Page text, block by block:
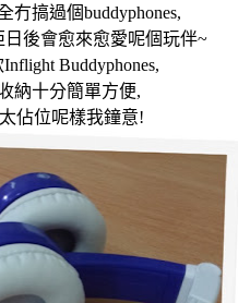
冇搞過個buddyphones,
日後會愈來愈愛呢個玩伴~
Inflight Buddyphones,
納十分簡單方便,
佔位呢樣我鐘意!